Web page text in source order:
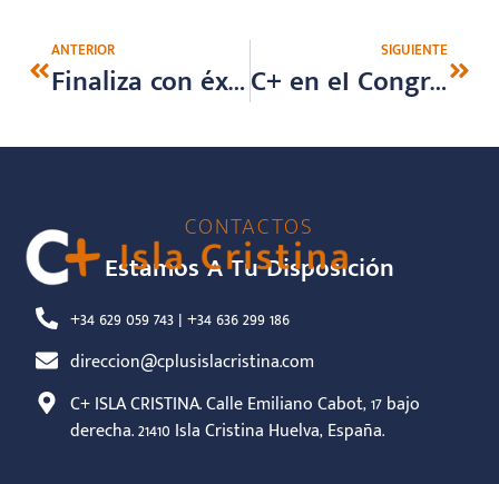
ANTERIOR
Finaliza con éxito el curso de Inteligencia Emocional a través de la Actividad física impartido por C+ en la Facultad de Educación de la Universidad de Huelva. 2026
SIGUIENTE
C+ en eI Congreso Internacional y XVIII Jornadas de Innovación Docente.
CONTACTOS
Estamos A Tu Disposición
+34 629 059 743 | +34 636 299 186
direccion@cplusislacristina.com
C+ ISLA CRISTINA. Calle Emiliano Cabot, 17 bajo
derecha. 21410 Isla Cristina Huelva, España.